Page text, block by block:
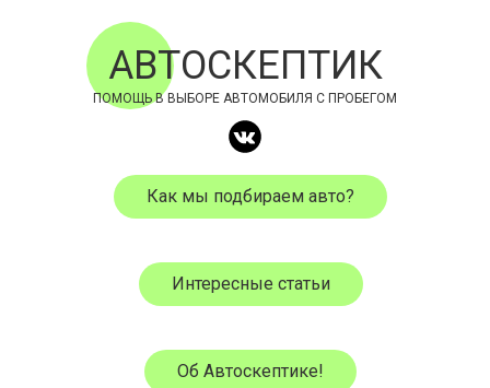
АВТОСКЕПТИК
ПОМОЩЬ В ВЫБОРЕ АВТОМОБИЛЯ С ПРОБЕГОМ
Как мы подбираем авто?
Интересные статьи
Об Автоскептике!